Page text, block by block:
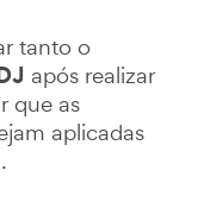
tanto o
após realizar
que as
aplicadas